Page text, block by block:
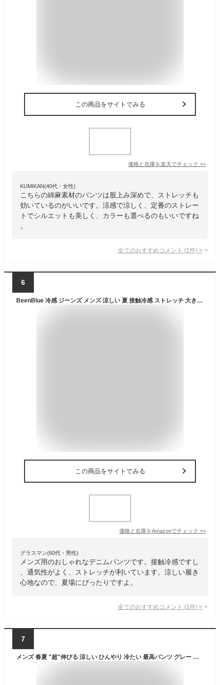
この商品をサイトでみる
価格と在庫を楽天でチェック >>
KUMIKAN(40代・女性)
こちらの綿麻素材のパンツは股上み深めで、ストレッチも
効いているのがいいです。涼感で涼しく、定番のストレー
トでシルエットも美しく、カラーも選べるのもいいですね
。
全てのおすすめコメント (1 件) >
6
BeenBlue 冷感 ジーンズ メンズ 涼しい 夏 接触冷感 ストレッチ 大きいサイズ ストレート ゆったり 岡山県倉敷市 【日本企画の冷感ストレッチジーンズ】(JP, アルファベット, L, ブルー)
この商品をサイトでみる
価格と在庫をAmazonでチェック >>
グラスマン(60代・男性)
メンズ用のおしゃれなデニムパンツです。接触冷感ですし
、通気性がよく、ストレッチが利いています。涼しい履き
心地なので、夏場にぴったりですよ。
全てのおすすめコメント (1 件) >
7
メンズ 春夏 "超"伸びる 涼しい ひんやり 冷たい 最高パンツ グレー ネイビー 灰色 紺色 テーパードパンツ 洗える シワになりにくい すぐ乾く ウォッシャブル ノンアイロン ストレッチ 防シワ 速乾 接触冷感 RS07 ビジネス カジュアル オフィス スラックス ノータック xyz